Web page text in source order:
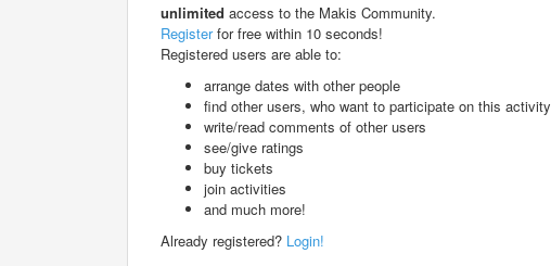
unlimited access to the Makis Community.
Registerfor free within 10 seconds!
Registered users are able to:
arrange dates with other people
find other users, who want to participate on this activity
write/read comments of other users
see/give ratings
buy tickets
join activities
and much more!
Already registered? Login!